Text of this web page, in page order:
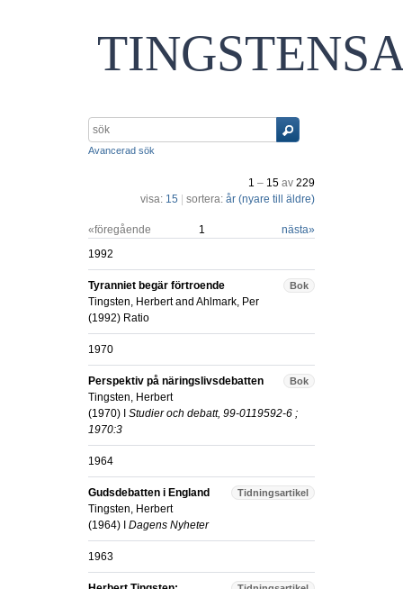
Avancerad sök
1 – 15 av 229
visa: 15 sortera: år (nyare till äldre)
«föregående 1 nästa»
1992
Bok
Tyranniet begär förtroende
Tingsten, Herbertand Ahlmark, Per
(1992) Ratio
1970
Bok
Perspektiv på näringslivsdebatten
Tingsten, Herbert
(1970) I Studier och debatt, 99-0119592-6 ;
1970:3
1964
Tidningsartikel
Gudsdebatten i England
Tingsten, Herbert
(1964) I Dagens Nyheter
1963